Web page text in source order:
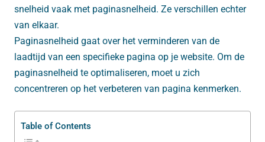
snelheid vaak met paginasnelheid. Ze verschillen echter
van elkaar.
Paginasnelheid gaat over het verminderen van de
laadtijd van een specifieke pagina op je website. Om de
paginasnelheid te optimaliseren, moet u zich
concentreren op het verbeteren van pagina kenmerken.
Table of Contents